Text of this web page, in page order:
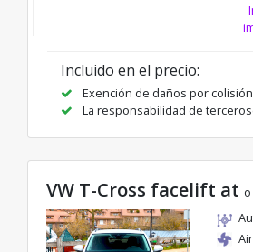
Incluido en el precio:
Exención de daños por colisión
La responsabilidad de
VW T-Cross facelift at